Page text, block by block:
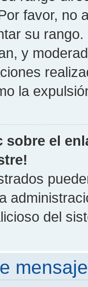
favor, no
su
y
la
el
del